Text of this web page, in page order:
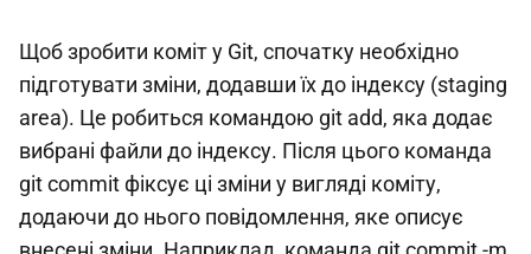
Щоб зробити коміт у Git, спочатку необхідно
підготувати зміни, додавши їх до індексу (staging
area). Це робиться командою git add, яка додає
вибрані файли до індексу. Після цього команда
git commit фіксує ці зміни у вигляді коміту,
додаючи до нього повідомлення, яке описує